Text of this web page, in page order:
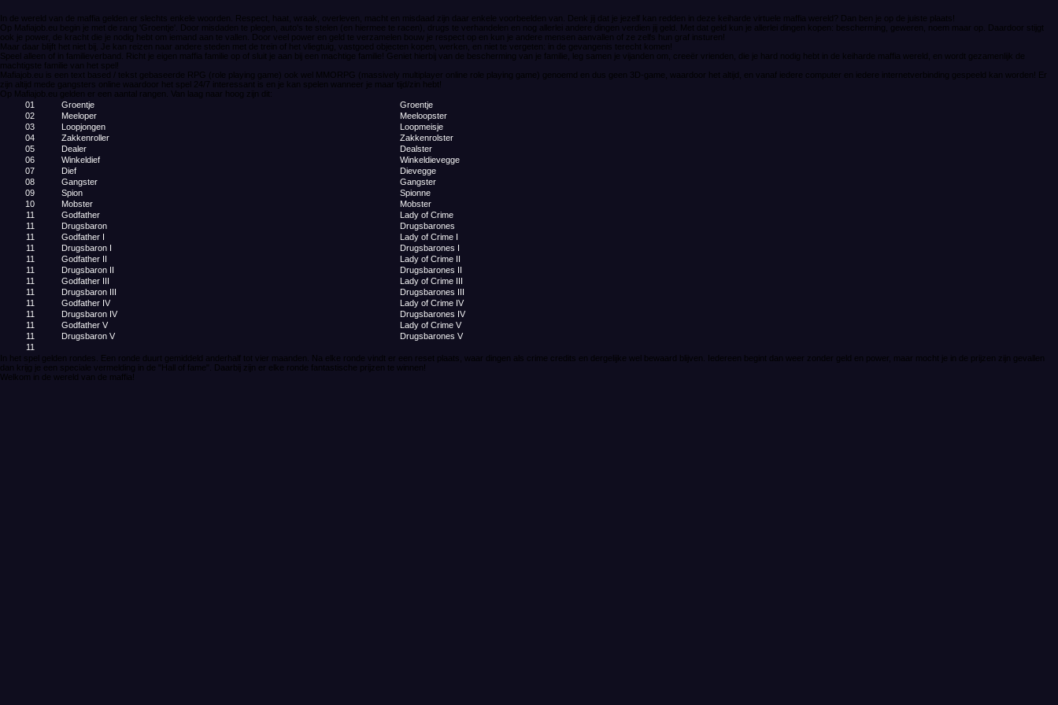
In de wereld van de maffia gelden er slechts enkele woorden. Respect, haat, wraak, overleven, macht en misdaad zijn daar enkele voorbeelden van. Denk jij dat je jezelf kan redden in deze keiharde virtuele maffia wereld? Dan ben je op de juiste plaats!
Op Mafiajob.eu begin je met de rang 'Groentje'. Door misdaden te plegen, auto's te stelen (en hiermee te racen), drugs te verhandelen en nog allerlei andere dingen verdien jij geld. Met dat geld kun je allerlei dingen kopen: bescherming, geweren, noem maar op. Daardoor stijgt
ook je power, de kracht die je nodig hebt om iemand aan te vallen. Door veel power en geld te verzamelen bouw je respect op en kun je andere mensen aanvallen of ze zelfs hun graf insturen!
Maar daar blijft het niet bij. Je kan reizen naar andere steden met de trein of het vliegtuig, vastgoed objecten kopen, werken, en niet te vergeten: in de gevangenis terecht komen!
Speel alleen of in familieverband. Richt je eigen maffia familie op of sluit je aan bij een machtige familie! Geniet hierbij van de bescherming van je familie, leg samen je vijanden om, creeër vrienden, die je hard nodig hebt in de keiharde maffia wereld, en wordt gezamenlijk de
machtigste familie van het spel!
Mafiajob.eu is een text based / tekst gebaseerde RPG (role playing game) ook wel MMORPG (massively multiplayer online role playing game) genoemd en dus geen 3D-game, waardoor het altijd, en vanaf iedere computer en iedere internetverbinding gespeeld kan worden! Er
zijn altijd mede gangsters online waardoor het spel 24/7 interessant is en je kan spelen wanneer je maar tijd/zin hebt!
Op Mafiajob.eu gelden er een aantal rangen. Van laag naar hoog zijn dit:
01
Groentje
Groentje
02
Meeloper
Meeloopster
03
Loopjongen
Loopmeisje
04
Zakkenroller
Zakkenrolster
05
Dealer
Dealster
06
Winkeldief
Winkeldievegge
07
Dief
Dievegge
08
Gangster
Gangster
09
Spion
Spionne
10
Mobster
Mobster
11
Godfather
Lady of Crime
11
Drugsbaron
Drugsbarones
11
Godfather I
Lady of Crime I
11
Drugsbaron I
Drugsbarones I
11
Godfather II
Lady of Crime II
11
Drugsbaron II
Drugsbarones II
11
Godfather III
Lady of Crime III
11
Drugsbaron III
Drugsbarones III
11
Godfather IV
Lady of Crime IV
11
Drugsbaron IV
Drugsbarones IV
11
Godfather V
Lady of Crime V
11
Drugsbaron V
Drugsbarones V
11
In het spel gelden rondes. Een ronde duurt gemiddeld anderhalf tot vier maanden. Na elke ronde vindt er een reset plaats, waar dingen als crime credits en dergelijke wel bewaard blijven. Iedereen begint dan weer zonder geld en power, maar mocht je in de prijzen zijn gevallen
dan krijg je een speciale vermelding in de "Hall of fame". Daarbij zijn er elke ronde fantastische prijzen te winnen!
Welkom in de wereld van de maffia!